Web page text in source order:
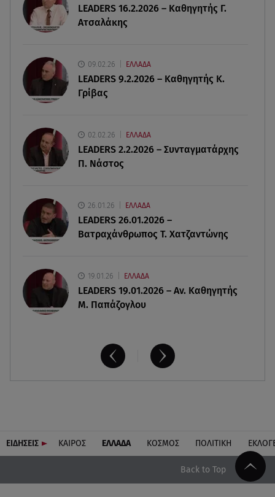
Κυψέλη: Tι βρέθηκε στο διαμέρισμα της
38χρονης Λίζα
Συντάξεις Σεπτεμβρίου: Πότε θα μπουν τα
χρήματα στους λογαριασμούς
Φωτιά στο Στεφάνι Κορίνθου: Μήνυμα από το 112
- Σηκώθηκαν εναέρια μέσα
07.08.26 , 18:34
Κυκλάδες
LEADERS 16.2.2026 – Καθηγητής Γ.
Ατσαλάκης
09.02.26 ΕΛΛΑΔΑ
LEADERS 9.2.2026 – Καθηγητής Κ.
Γρίβας
02.02.26 ΕΛΛΑΔΑ
LEADERS 2.2.2026 – Συνταγματάρχης
Π. Νάστος
26.01.26 ΕΛΛΑΔΑ
LEADERS 26.01.2026 –
Βατραχάνθρωπος Τ. Χατζαντώνης
19.01.26 ΕΛΛΑΔΑ
LEADERS 19.01.2026 – Αν. Καθηγητής
Μ. Παπάζογλου
ΕΙΔΗΣΕΙΣ ΚΑΙΡΟΣ ΕΛΛΑΔΑ ΚΟΣΜΟΣ ΠΟΛΙΤΙΚΗ
Back to Top